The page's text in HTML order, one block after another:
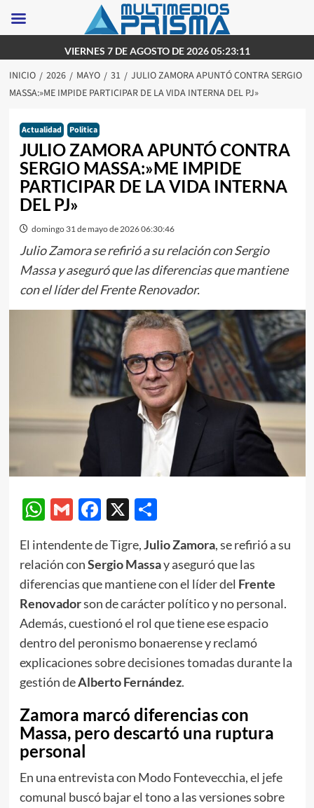
al
contenido
VIERNES 7 DE AGOSTO DE 2026 05:23:11
INICIO 2026 MAYO 31
JULIO ZAMORA APUNTÓ CONTRA SERGIO
MASSA:»ME IMPIDE PARTICIPAR DE LA VIDA INTERNA DEL PJ»
Actualidad Politica
JULIO ZAMORA APUNTÓ CONTRA
SERGIO MASSA:»ME IMPIDE
PARTICIPAR DE LA VIDA INTERNA
DEL PJ»
domingo 31 de mayo de 2026 06:30:46
Julio Zamora se refirió a su relación con Sergio
Massa y aseguró que las diferencias que mantiene
con el líder del Frente Renovador.
WhatsApp
GmailFacebook
X Compartir
El intendente de Tigre,Julio Zamora, se refirió a su
relación conSergio Massay aseguró que las
diferencias que mantiene con el líder del Frente
Renovadorson de carácter político y no personal.
Además, cuestionó el rol que tiene ese espacio
dentro del peronismo bonaerense y reclamó
explicaciones sobre decisiones tomadas durante la
gestión deAlberto Fernández.
Zamora marcó diferencias con
Massa, pero descartó una ruptura
personal
En una entrevista con Modo Fontevecchia, el jefe
comunal buscó bajar el tono a las versiones sobre